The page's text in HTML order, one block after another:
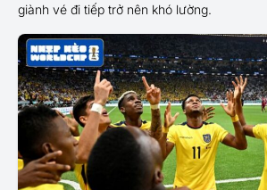
giành vé đi tiếp trở nên khó lường.